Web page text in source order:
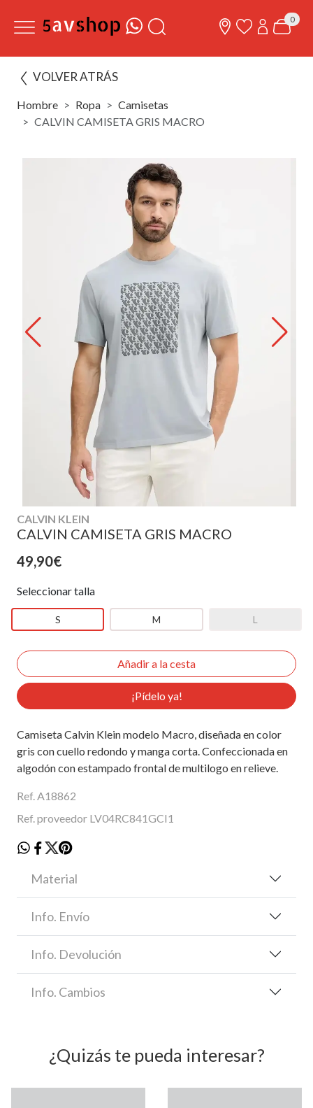
0
VOLVER ATRÁS
Hombre Ropa
Camisetas
CALVIN CAMISETA GRIS MACRO
CALVIN KLEIN
CALVIN CAMISETA GRIS MACRO
49,90€
Seleccionar talla
S M L
¡Pídelo ya!
Camiseta Calvin Klein modelo Macro, diseñada en color
gris con cuello redondo y manga corta. Confeccionada en
algodón con estampado frontal de multilogo en relieve.
Ref. A18862
Ref. proveedor LV04RC841GCI1
Material
Info. Envío
Info. Devolución
Info. Cambios
¿Quizás te pueda interesar?